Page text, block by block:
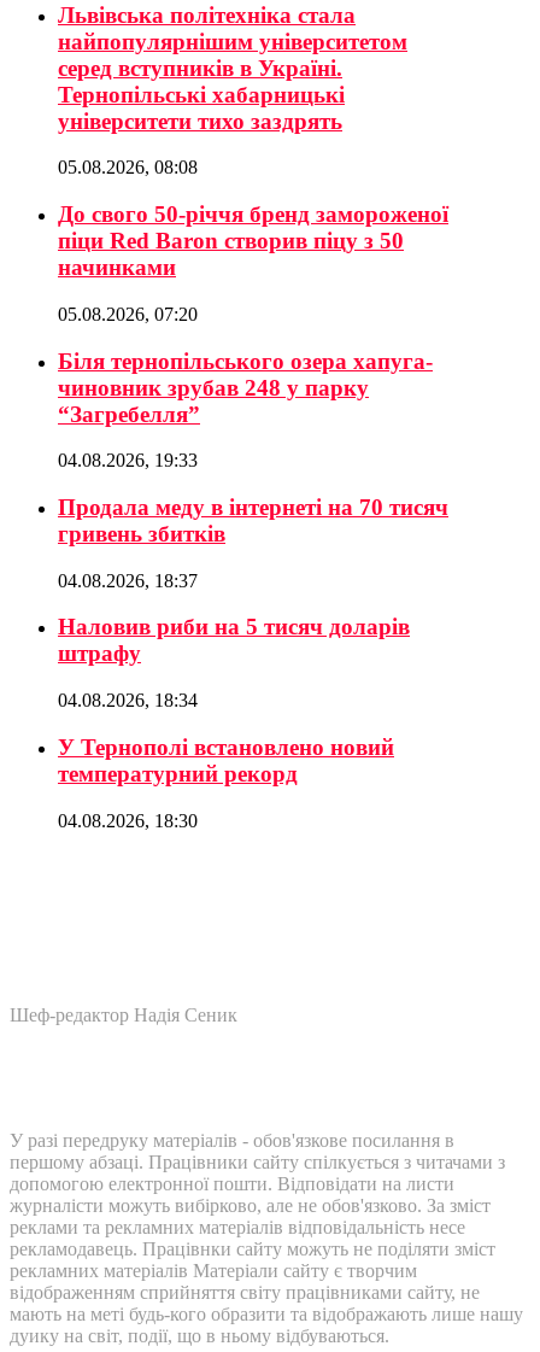
Львівська політехніка стала
найпопулярнішим університетом
серед вступників в Україні.
Тернопільські хабарницькі
університети тихо заздрять
05.08.2026, 08:08
До свого 50-річчя бренд замороженої
піци Red Baron створив піцу з 50
начинками
05.08.2026, 07:20
Біля тернопільського озера хапуга-
чиновник зрубав 248 у парку
“Загребелля”
04.08.2026, 19:33
Продала меду в інтернеті на 70 тисяч
гривень збитків
04.08.2026, 18:37
Наловив риби на 5 тисяч доларів
штрафу
04.08.2026, 18:34
У Тернополі встановлено новий
температурний рекорд
04.08.2026, 18:30
Шеф-редактор Надія Сеник
У разі передруку матеріалів - обов'язкове посилання в
першому абзаці. Працівники сайту спілкується з читачами з
допомогою електронної пошти. Відповідати на листи
журналісти можуть вибірково, але не обов'язково. За зміст
реклами та рекламних матеріалів відповідальність несе
рекламодавець. Працівнки сайту можуть не поділяти зміст
рекламних матеріалів Матеріали сайту є творчим
відображенням сприйняття світу працівниками сайту, не
мають на меті будь-кого образити та відображають лише нашу
дуику на світ, події, що в ньому відбуваються.